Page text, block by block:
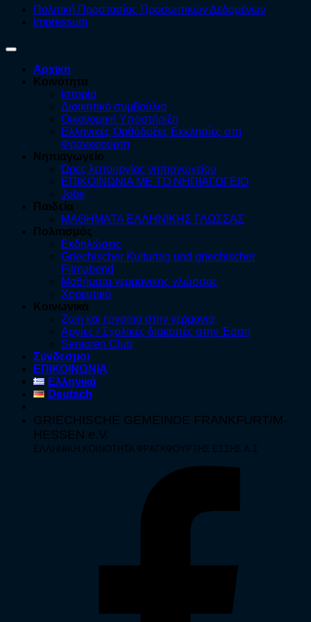
Πολιτική Προστασίας Προσωπικών Δεδομένων
Impressum
Αρχικη
Κοινότητα
Ιστορία
Διοικητικό συμβούλιο
Οικονομική Υποστήριξη
Ελληνικές Ορθόδοξες Εκκλησίες στη
Φρανκφούρτη
Νηπιαγωγείο
Ώρες λειτουργίας νηπιαγωγείου
ΕΠΙΚΟΙΝΩΝΙΑ ΜΕ ΤΟ ΝΗΠΙΑΓΩΓΕΙΟ
Jobs
Παιδεία
ΜΑΘΗΜΑΤΑ ΕΛΛΗΝΙΚΗΣ ΓΛΩΣΣΑΣ
Πολιτισμός
Εκδηλώσεις
Griechischer Kulturtag und griechischer
Filmabend
Μαθήματα γερμανικης γλώσσας
Χορευτικό
Κοινωνικά
Ζωη και εργασια στην γερμανια
Αργίες / Σχολικές διακοπές στην Έσση
Senioren Club
Σύνδεσμοι
ΕΠΙΚΟΙΝΩΝΙΑ
Ελληνικά
Deutsch
GRIECHISCHE GEMEINDE FRANKFURT/M-
HESSEN e.V.
ΕΛΛΗΝΙΚΗ ΚΟΙΝΟΤΗΤΑ ΦΡΑΓΚΦΟΥΡΤΗΣ ΕΣΣΗΣ Α.Σ